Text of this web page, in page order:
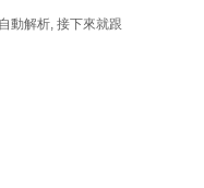
動解析, 接下來就跟